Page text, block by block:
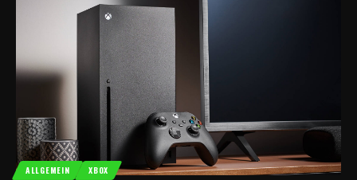
ALLGEMEIN XBOX